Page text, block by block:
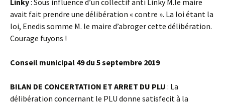
Linky: Sous influence d’un collectif anti Linky M.le maire
avait fait prendre une délibération « contre ». La loi étant la
loi, Enedis somme M. le maire d’abroger cette délibération.
Courage fuyons !
Conseil municipal 49 du 5 septembre 2019
BILAN DE CONCERTATION ET ARRET DU PLU : La
délibération concernant le PLU donne satisfecit à la